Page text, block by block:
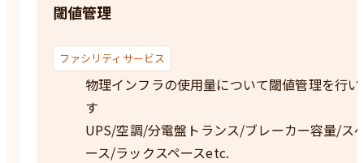
閾値管理
ファシリティサービス
物理インフラの使用量について閾値管理を行
す
UPS/空調/分電盤トランス/ブレーカー容量/ス
ース/ラックスペースetc.